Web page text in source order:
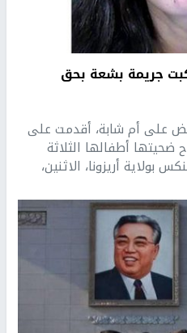
جريمة بشعة بحق
على أم شابة، أقدمت على
ضحيتها أطفالها الثلاثة
أريزونا، الاثنين،